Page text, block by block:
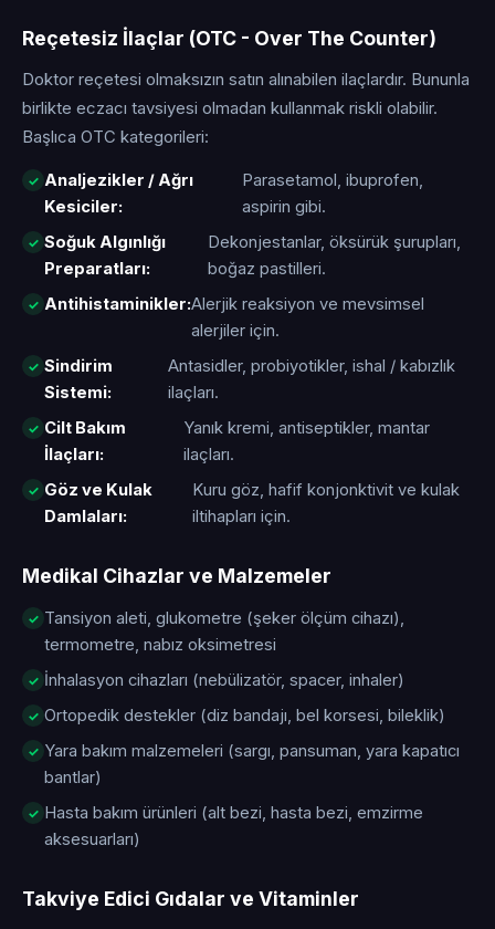
Reçetesiz İlaçlar (OTC - Over The Counter)
Doktor reçetesi olmaksızın satın alınabilen ilaçlardır. Bununla
birlikte eczacı tavsiyesi olmadan kullanmak riskli olabilir.
Başlıca OTC kategorileri:
Analjezikler / Ağrı
Kesiciler:
Parasetamol, ibuprofen,
aspirin gibi.
Soğuk Algınlığı
Preparatları:
Dekonjestanlar, öksürük şurupları,
boğaz pastilleri.
Antihistaminikler:Alerjik reaksiyon ve mevsimsel
alerjiler için.
Sindirim
Sistemi:
Antasidler, probiyotikler, ishal / kabızlık
ilaçları.
Cilt Bakım
İlaçları:
Yanık kremi, antiseptikler, mantar
ilaçları.
Göz ve Kulak
Damlaları:
Kuru göz, hafif konjonktivit ve kulak
iltihapları için.
Medikal Cihazlar ve Malzemeler
Tansiyon aleti, glukometre (şeker ölçüm cihazı),
termometre, nabız oksimetresi
İnhalasyon cihazları (nebülizatör, spacer, inhaler)
Ortopedik destekler (diz bandajı, bel korsesi, bileklik)
Yara bakım malzemeleri (sargı, pansuman, yara kapatıcı
bantlar)
Hasta bakım ürünleri (alt bezi, hasta bezi, emzirme
aksesuarları)
Takviye Edici Gıdalar ve Vitaminler